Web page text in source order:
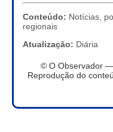
Conteúdo: Notícias,
regionais
Atualização: Diária
© O Observador —
Reprodução do